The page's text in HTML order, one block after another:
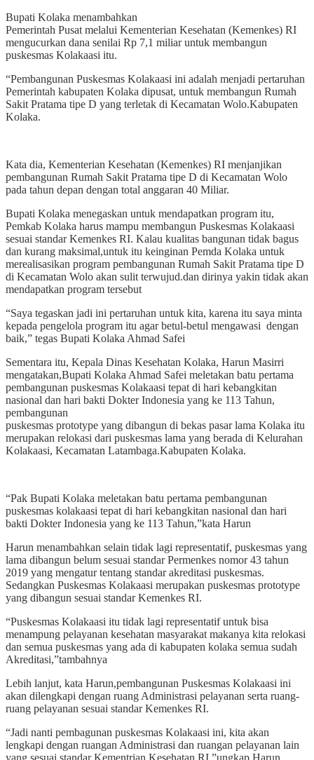
Bupati Kolaka menambahkan
Pemerintah Pusat melalui Kementerian Kesehatan (Kemenkes) RI
mengucurkan dana senilai Rp 7,1 miliar untuk membangun
puskesmas Kolakaasi itu.
“Pembangunan Puskesmas Kolakaasi ini adalah menjadi pertaruhan
Pemerintah kabupaten Kolaka dipusat, untuk membangun Rumah
Sakit Pratama tipe D yang terletak di Kecamatan Wolo.Kabupaten
Kolaka.
Kata dia, Kementerian Kesehatan (Kemenkes) RI menjanjikan
pembangunan Rumah Sakit Pratama tipe D di Kecamatan Wolo
pada tahun depan dengan total anggaran 40 Miliar.
Bupati Kolaka menegaskan untuk mendapatkan program itu,
Pemkab Kolaka harus mampu membangun Puskesmas Kolakaasi
sesuai standar Kemenkes RI. Kalau kualitas bangunan tidak bagus
dan kurang maksimal,untuk itu keinginan Pemda Kolaka untuk
merealisasikan program pembangunan Rumah Sakit Pratama tipe D
di Kecamatan Wolo akan sulit terwujud.dan dirinya yakin tidak akan
mendapatkan program tersebut
“Saya tegaskan jadi ini pertaruhan untuk kita, karena itu saya minta
kepada pengelola program itu agar betul-betul mengawasi dengan
baik,” tegas Bupati Kolaka Ahmad Safei
Sementara itu, Kepala Dinas Kesehatan Kolaka, Harun Masirri
mengatakan,Bupati Kolaka Ahmad Safei meletakan batu pertama
pembangunan puskesmas Kolakaasi tepat di hari kebangkitan
nasional dan hari bakti Dokter Indonesia yang ke 113 Tahun,
pembangunan
puskesmas prototype yang dibangun di bekas pasar lama Kolaka itu
merupakan relokasi dari puskesmas lama yang berada di Kelurahan
Kolakaasi, Kecamatan Latambaga.Kabupaten Kolaka.
“Pak Bupati Kolaka meletakan batu pertama pembangunan
puskesmas kolakaasi tepat di hari kebangkitan nasional dan hari
bakti Dokter Indonesia yang ke 113 Tahun,”kata Harun
Harun menambahkan selain tidak lagi representatif, puskesmas yang
lama dibangun belum sesuai standar Permenkes nomor 43 tahun
2019 yang mengatur tentang standar akreditasi puskesmas.
Sedangkan Puskesmas Kolakaasi merupakan puskesmas prototype
yang dibangun sesuai standar Kemenkes RI.
“Puskesmas Kolakaasi itu tidak lagi representatif untuk bisa
menampung pelayanan kesehatan masyarakat makanya kita relokasi
dan semua puskesmas yang ada di kabupaten kolaka semua sudah
Akreditasi,”tambahnya
Lebih lanjut, kata Harun,pembangunan Puskesmas Kolakaasi ini
akan dilengkapi dengan ruang Administrasi pelayanan serta ruang-
ruang pelayanan sesuai standar Kemenkes RI.
“Jadi nanti pembagunan puskesmas Kolakaasi ini, kita akan
lengkapi dengan ruangan Administrasi dan ruangan pelayanan lain
yang sesuai standar Kementrian Kesehatan RI,”ungkap Harun